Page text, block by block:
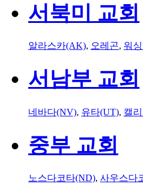
서북미 교회
알라스카(AK), 오레곤, 워
서남부 교회
네바다(NV), 유타(UT), 캘
중부 교회
노스다코타(ND), 사우스다